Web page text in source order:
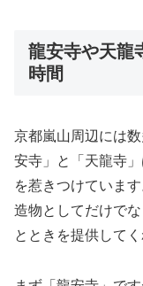
龍安寺や天龍
時間
京都嵐山周辺には
安寺」と「天龍寺
を惹きつけていま
造物としてだけで
とときを提供して